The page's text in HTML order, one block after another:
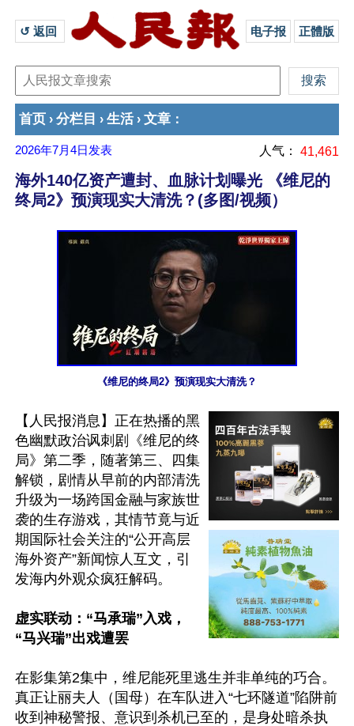
↺ 返回 电子报 正體版
首页 › 分栏目 › 生活 › 文章 ：
2026年7月4日 发表 人气： 41,461
海外140亿资产遭封、血脉计划曝光 《维尼的
终局2》预演现实大清洗？(多图/视频）
《维尼的终局2》预演现实大清洗？
【人民报消息】正在热播的黑
色幽默政治讽刺剧《维尼的终
局》第二季，随著第三、四集
解锁，剧情从早前的内部清洗
升级为一场跨国金融与家族世
袭的生存游戏，其情节竟与近
期国际社会关注的“公开高层
海外资产”新闻惊人互文，引
发海内外观众疯狂解码。
虚实联动：“马承瑞”入戏，
“马兴瑞”出戏遭罢
在影集第2集中，维尼能死里逃生并非单纯的巧合。
真正让丽夫人（国母）在车队进入“七环隧道”陷阱前
收到神秘警报、意识到杀机已至的，是身处暗杀执